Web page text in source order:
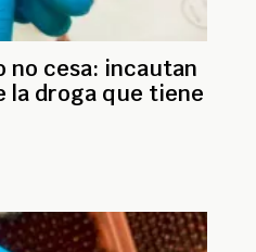
no cesa: incautan
la droga que tiene